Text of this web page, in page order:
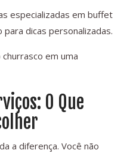
especializadas em buffet
para dicas personalizadas.
em uma
O Que
a diferença. Você não